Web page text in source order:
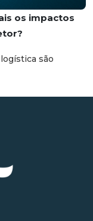
os impactos
são